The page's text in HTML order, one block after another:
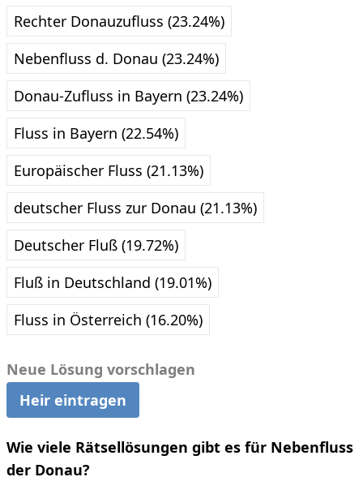
Rechter Donauzufluss (23.24%)
Nebenfluss d. Donau (23.24%)
Donau-Zufluss in Bayern (23.24%)
Fluss in Bayern (22.54%)
Europäischer Fluss (21.13%)
deutscher Fluss zur Donau (21.13%)
Deutscher Fluß (19.72%)
Fluß in Deutschland (19.01%)
Fluss in Österreich (16.20%)
Neue Lösung vorschlagen
Heir eintragen
Wie viele Rätsellösungen gibt es für Nebenfluss
der Donau?